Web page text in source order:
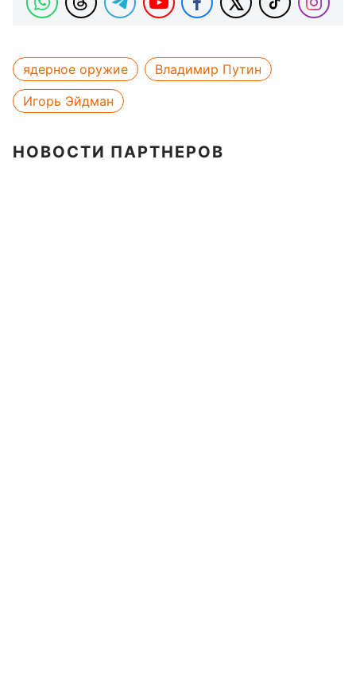
ядерное оружие
Владимир Путин
Игорь Эйдман
НОВОСТИ ПАРТНЕРОВ